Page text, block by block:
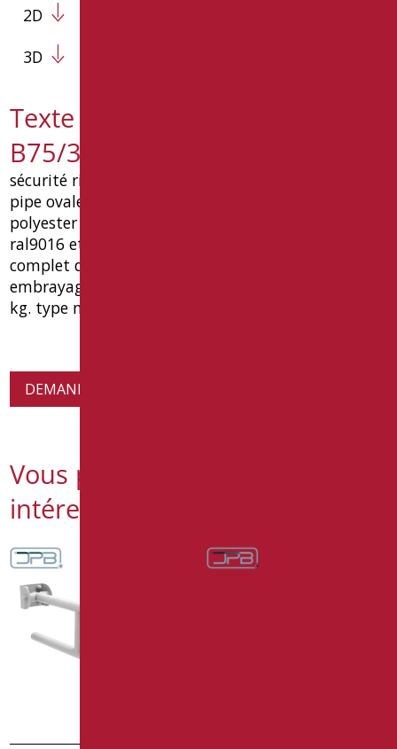
2D
3D
Texte de spécification SH-
B75/30
sécurité ribaltabile cm bar. 75, fabriqué en acier
pipe ovale 30x60 1,5 enduits épaisseur epoxy
polyester usure matt blanc matériel couleur
ral9016 et / ou galvanique de mur revêtement
complet de plaque ferraillage inox aisi 430 et
embrayage verticale lock. capacite de charge 150
kg. type mesure cm.75 goman code sh-b75 / 30
DEMANDE D'INFORMATIONS SUR LES PRODUITS
Vous pourriez également être
intéressé par